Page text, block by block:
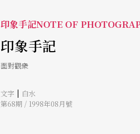
印象手記NOTE OF
印象手記
面對觀衆
文字 | 白水
第68期 / 1998年08月號